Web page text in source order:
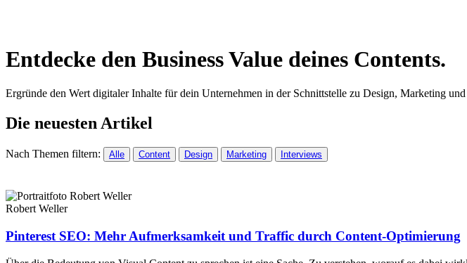
Entdecke den Business Value deines Contents.
Ergründe den Wert digitaler Inhalte für dein Unternehmen in der Schnittstelle zu Design, Marketing
Die neuesten Artikel
Nach Themen filtern: Alle Content Design Marketing Interviews
Robert Weller
Pinterest SEO: Mehr Aufmerksamkeit und Traffic durch Content-Optimierung